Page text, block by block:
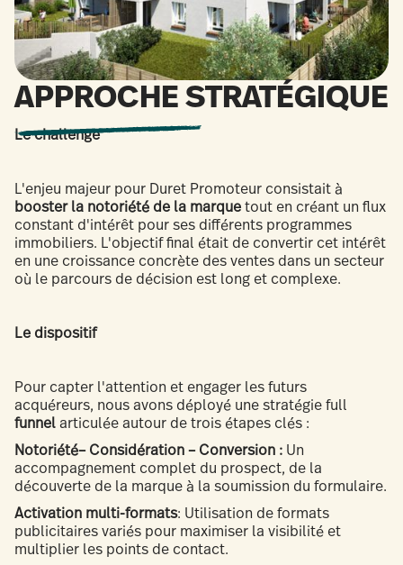
APPROCHE STRATÉGIQUE
Le challenge
L'enjeu majeur pour Duret Promoteur consistait à
booster la notoriété de la marquetout en créant un flux
constant d'intérêt pour ses différents programmes
immobiliers. L'objectif final était de convertir cet intérêt
en une croissance concrète des ventes dans un secteur
où le parcours de décision est long et complexe.
Le dispositif
Pour capter l'attention et engager les futurs
acquéreurs, nous avons déployé une stratégie full
funnelarticulée autour de trois étapes clés :
Notoriété– Considération – Conversion : Un
accompagnement complet du prospect, de la
découverte de la marque à la soumission du formulaire.
Activation multi-formats: Utilisation de formats
publicitaires variés pour maximiser la visibilité et
multiplier les points de contact.